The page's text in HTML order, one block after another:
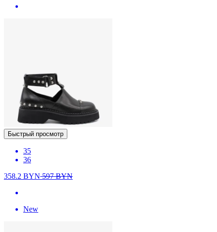
Быстрый просмотр
35
36
358.2 BYN597BYN
New